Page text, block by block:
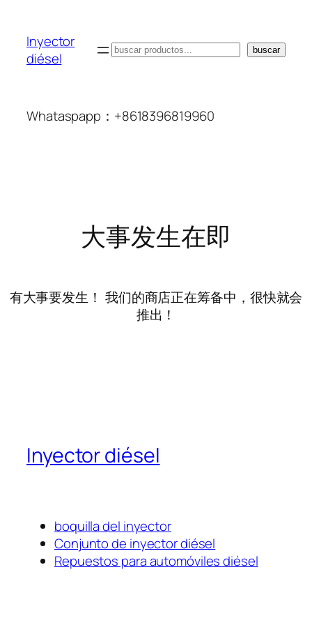
Inyector
diésel
搜
buscar
Whataspapp：+8618396819960
大事发生在即
有大事要发生！ 我们的商店正在筹备中，很快就会
推出！
Inyector diésel
boquilla del inyector
Conjunto de inyector diésel
Repuestos para automóviles diésel